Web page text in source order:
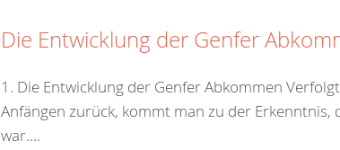
Die Entwicklung der Genfer
1. Die Entwicklung der Genfer Abkommen
Anfängen zurück, kommt man zu der
war....